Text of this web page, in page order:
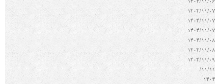
1404/11/06
1404/11/07
1404/11/07
1404/11/07
1404/11/08
1404/11/08
1404/11/09
11/11/
1404